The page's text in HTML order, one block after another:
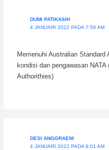
DUMI PATIKASIH
4 JANUARI 2022 PADA 7:59 AM
Memenuhi Australian
kondisi dan pengawasan
Authorithies)
DESI ANGGRAENI
4 JANUARI 2022 PADA 8:01 AM